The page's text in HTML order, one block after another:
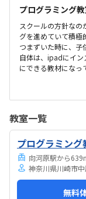
プログラミング
スクールの方針な
グを進めていて積極
つまずいた時に、子
自体は、ipadにイン
にできる教材になっ
ないので子供の話
プログラミングで
いみたい。駅からは
は路上駐車になりま
なら行けると思いま
からないが、入り口
すい感じがします。
教室一覧
プログラミン
向河原駅から
神奈川県川崎市
無料